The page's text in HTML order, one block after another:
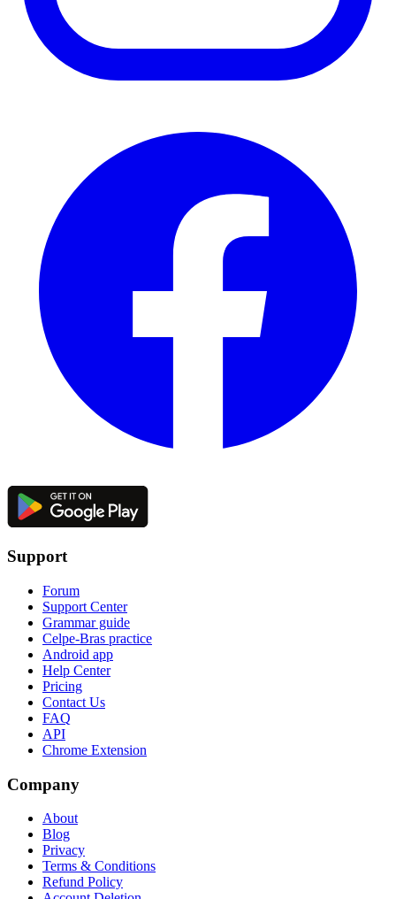
Support
Forum
Support Center
Grammar guide
Celpe-Bras practice
Android app
Help Center
Pricing
Contact Us
FAQ
API
Chrome Extension
Company
About
Blog
Privacy
Terms & Conditions
Refund Policy